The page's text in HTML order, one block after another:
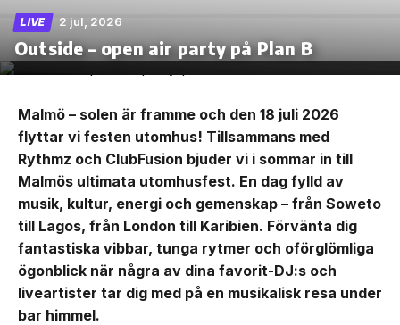
LIVE 2 jul, 2026
Outside – open air party på Plan B
Malmö – solen är framme och den 18 juli 2026
flyttar vi festen utomhus! Tillsammans med
Rythmz och ClubFusion bjuder vi i sommar in till
Malmös ultimata utomhusfest. En dag fylld av
musik, kultur, energi och gemenskap – från Soweto
till Lagos, från London till Karibien. Förvänta dig
fantastiska vibbar, tunga rytmer och oförglömliga
ögonblick när några av dina favorit-DJ:s och
liveartister tar dig med på en musikalisk resa under
bar himmel.